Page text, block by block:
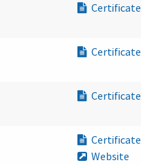
Certificate
Certificate
Certificate
Certificate
Website